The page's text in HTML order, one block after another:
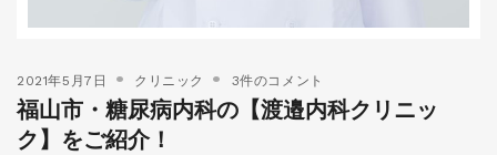
2021年5月7日 クリニック 3件のコメント
福山市・糖尿病内科の【渡邉内科クリニッ
ク】をご紹介！